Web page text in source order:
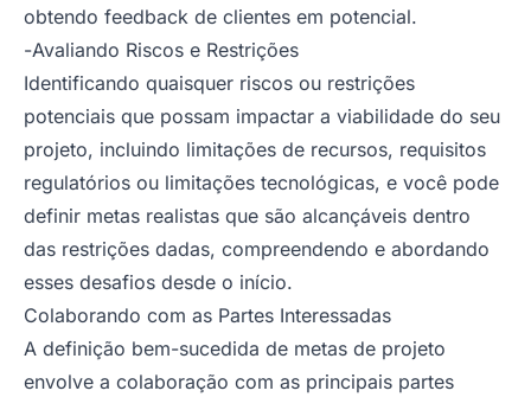
obtendo feedback de clientes em potencial.
-Avaliando Riscos e Restrições
Identificando quaisquer riscos ou restrições
potenciais que possam impactar a viabilidade do seu
projeto, incluindo limitações de recursos, requisitos
regulatórios ou limitações tecnológicas, e você pode
definir metas realistas que são alcançáveis dentro
das restrições dadas, compreendendo e abordando
esses desafios desde o início.
Colaborando com as Partes Interessadas
A definição bem-sucedida de metas de projeto
envolve a colaboração com as principais partes